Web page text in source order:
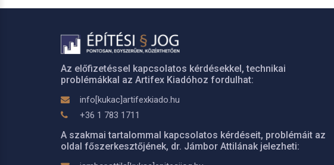
Az előfizetéssel kapcsolatos kérdésekkel, technikai
problémákkal az Artifex Kiadóhoz fordulhat:
info[kukac]artifexkiado.hu
+36 1 783 1711
A szakmai tartalommal kapcsolatos kérdéseit, problémáit az
oldal főszerkesztőjének, dr. Jámbor Attilának jelezheti: